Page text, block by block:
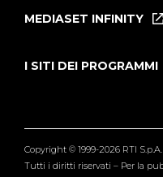
Le Iene Presentano
Tutti i servizi
MEDIASET INFINITY
I SITI DEI PROGRAMMI
Verissimo
Copyright © 1999-2026 RTI
Tutti i diritti riservati – Per la